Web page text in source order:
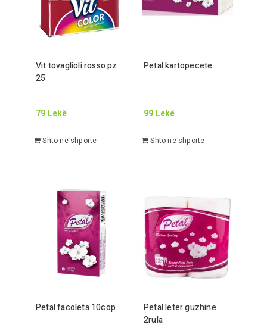
Vit tovaglioli rosso pz
25
79 Lekë
Shto në shportë
Petal kartopecete
99 Lekë
Shto në shportë
Petal facoleta10cop
Petal leter guzhine
2rula